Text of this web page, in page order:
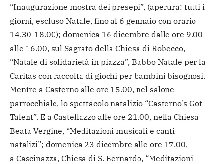
“Inaugurazione mostra dei presepi”, (aperura: tutti i
giorni, escluso Natale, fino al 6 gennaio con orario
14.30-18.00); domenica 16 dicembre dalle ore 9.00
alle 16.00, sul Sagrato della Chiesa di Robecco,
“Natale di solidarietà in piazza”, Babbo Natale per la
Caritas con raccolta di giochi per bambini bisognosi.
Mentre a Casterno alle ore 15.00, nel salone
parrocchiale, lo spettacolo natalizio “Casterno’s Got
Talent”. E a Castellazzo alle ore 21.00, nella Chiesa
Beata Vergine, “Meditazioni musicali e canti
natalizi”; domenica 23 dicembre alle ore 17.00,
a Cascinazza, Chiesa di S. Bernardo, “Meditazioni